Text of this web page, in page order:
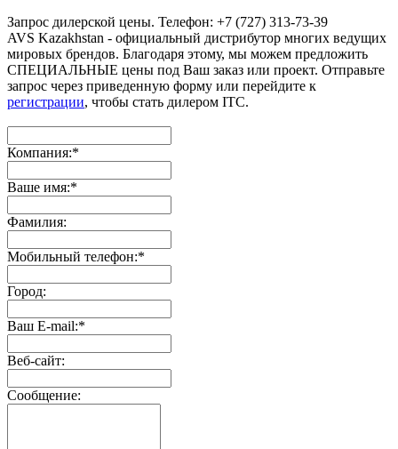
Запрос дилерской цены. Телефон: +7 (727) 313-73-39
AVS Kazakhstan - официальный дистрибутор многих ведущих
мировых брендов. Благодаря этому, мы можем предложить
СПЕЦИАЛЬНЫЕ цены под Ваш заказ или проект. Отправьте
запрос через приведенную форму или перейдите к
регистрации, чтобы стать дилером ITC.
Компания:*
Ваше имя:*
Фамилия:
Мобильный телефон:*
Город:
Ваш E-mail:*
Веб-сайт:
Сообщение: